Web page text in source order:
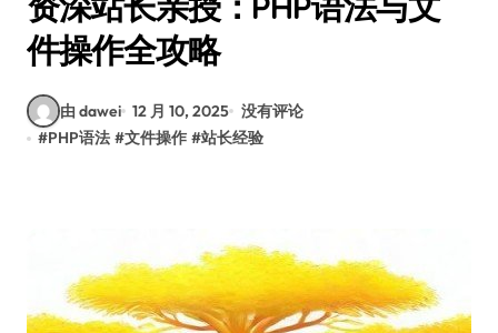
件操作全攻略
由 dawei 12 月 10, 2025 没有评论
#PHP语法 #文件操作 #站长经验